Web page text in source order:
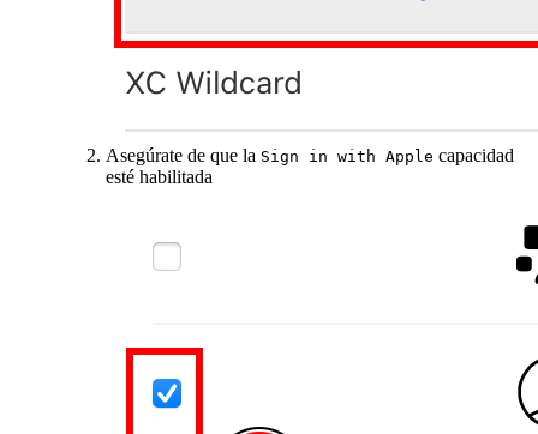
Asegúrate de que la Sign in with Apple capacidad
esté habilitada